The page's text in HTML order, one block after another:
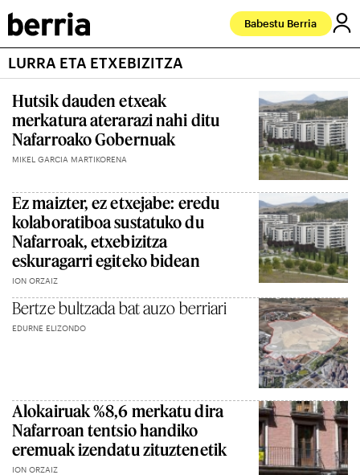
Babestu Berria
LURRA ETA ETXEBIZITZA
Hutsik dauden etxeak
merkatura aterarazi nahi ditu
Nafarroako Gobernuak
MIKEL GARCIA MARTIKORENA
Ez maizter, ez etxejabe: eredu
kolaboratiboa sustatuko du
Nafarroak, etxebizitza
eskuragarri egiteko bidean
ION ORZAIZ
Bertze bultzada bat auzo berriari
EDURNE ELIZONDO
Alokairuak %8,6 merkatu dira
Nafarroan tentsio handiko
eremuak izendatu zituztenetik
ION ORZAIZ